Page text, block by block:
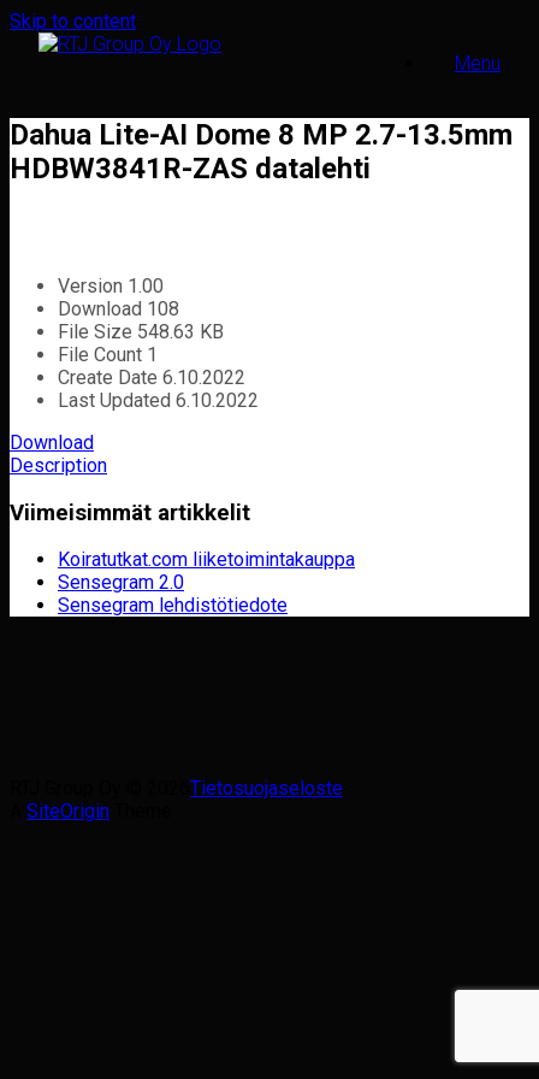
Skip to content
Menu
Dahua Lite-AI Dome 8 MP 2.7-13.5mm
HDBW3841R-ZAS datalehti
Version 1.00
Download 108
File Size 548.63 KB
File Count 1
Create Date 6.10.2022
Last Updated 6.10.2022
Download
Description
Viimeisimmät artikkelit
Koiratutkat.com liiketoimintakauppa
Sensegram 2.0
Sensegram lehdistötiedote
Tietosuojaseloste
SiteOrigin